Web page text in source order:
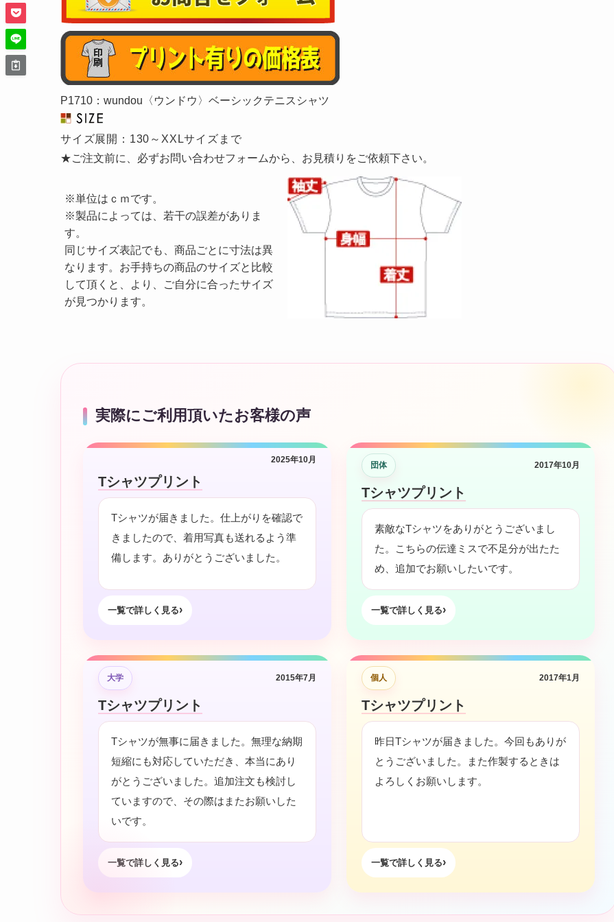
華
転
１
安
P1710：wundou〈ウンドウ〉ベーシックテニスシャツ
サイズ展開：130～XXLサイズまで
★ご注文前に、必ずお問い合わせフォームから、お見積りをご依頼下さい。
※単位はｃｍです。
※製品によっては、若干の誤差がありま
す。
同じサイズ表記でも、商品ごとに寸法は異
なります。お手持ちの商品のサイズと比較
して頂くと、より、ご自分に合ったサイズ
が見つかります。
実際にご利用頂いたお客様の声
2025年10月
Tシャツプリント
Tシャツが届きました。仕上がりを確認で
きましたので、着用写真も送れるよう準
備します。ありがとうございました。
一覧で詳しく見る
団体 2017年10月
Tシャツプリント
素敵なTシャツをありがとうございまし
た。こちらの伝達ミスで不足分が出たた
め、追加でお願いしたいです。
一覧で詳しく見る
大学 2015年7月
Tシャツプリント
Tシャツが無事に届きました。無理な納期
短縮にも対応していただき、本当にあり
がとうございました。追加注文も検討し
ていますので、その際はまたお願いした
いです。
一覧で詳しく見る
個人 2017年1月
Tシャツプリント
昨日Tシャツが届きました。今回もありが
とうございました。また作製するときは
よろしくお願いします。
一覧で詳しく見る